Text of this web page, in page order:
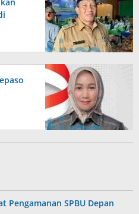
Pengamanan SPBU Depan